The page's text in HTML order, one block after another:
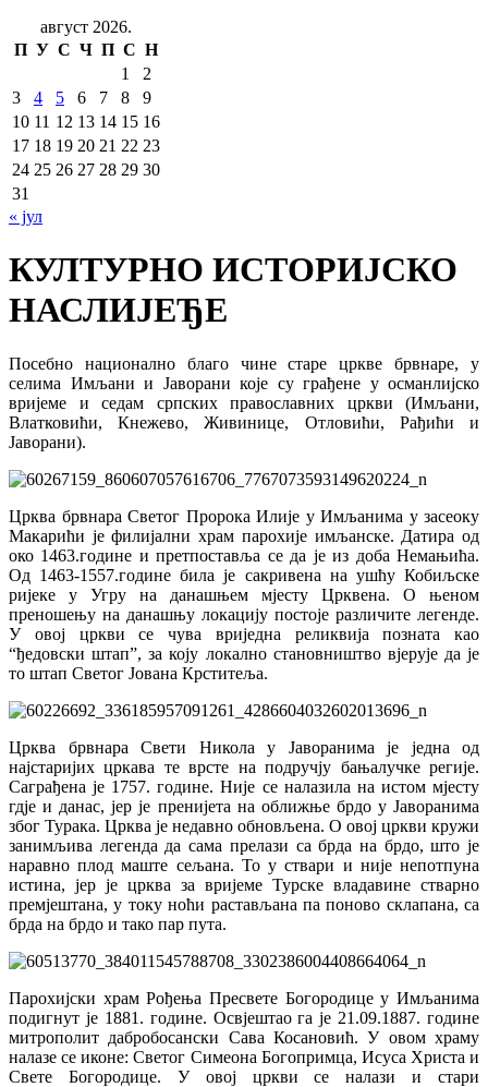
август 2026.
П У С Ч П С Н
1
2
3
4 5 6 7 8
9
10 11 12 13 14 15 16
17 18 19 20 21 22 23
24 25 26 27 28 29 30
31
« јул
КУЛТУРНО ИСТОРИЈСКО
НАСЛИЈЕЂЕ
Посебно национално благо чине старе цркве брвнаре, у
селима Имљани и Јаворани које су грађене у османлијско
вријеме и седам српских православних цркви (Имљани,
Влатковићи, Кнежево, Живинице, Отловићи, Рађићи и
Јаворани).
Црква брвнара Светог Пророка Илије у Имљанима у засеоку
Макарићи је филијални храм парохије имљанске. Датира од
око 1463.године и претпоставља се да је из доба Немањића.
Од 1463-1557.године била је сакривена на ушћу Кобиљске
ријеке у Угру на данашњем мјесту Црквена. О њеном
преношењу на данашњу локацију постоје различите легенде.
У овој цркви се чува вриједна реликвија позната као
“ђедовски штап”, за коју локално становништво вјерује да је
то штап Светог Јована Крститеља.
Црква брвнара Свети Никола у Јаворанима је једна од
најстаријих цркава те врсте на подручју бањалучке регије.
Саграђена је 1757. године. Није се налазила на истом мјесту
гдје и данас, јер је пренијета на оближње брдо у Јаворанима
због Турака. Црква је недавно обновљена. О овој цркви кружи
занимљива легенда да сама прелази са брда на брдо, што је
наравно плод маште сељана. То у ствари и није непотпуна
истина, јер је црква за вријеме Турске владавине стварно
премјештана, у току ноћи растављана па поново склапана, са
брда на брдо и тако пар пута.
Парохијски храм Рођења Пресвете Богородице у Имљанима
подигнут је 1881. године. Освјештао га је 21.09.1887. године
митрополит дабробосански Сава Косановић. У овом храму
налазе се иконе: Светог Симеона Богопримца, Исуса Христа и
Свете Богородице. У овој цркви се налази и стари